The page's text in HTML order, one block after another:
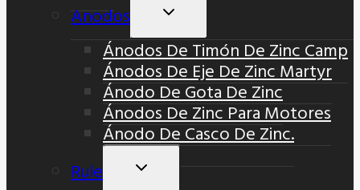
Anodos
Alternar
Hijo
Ánodos De Timón De Zinc Camp
Ánodos De Eje De Zinc Martyr
Ánodo De Gota De Zinc
Ánodos De Zinc Para Motores
Ánodo De Casco De Zinc.
Rule
Alternar